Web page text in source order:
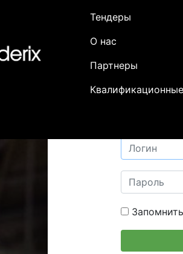
Тендеры
О нас
Партнеры